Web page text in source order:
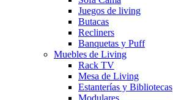
Juegos de living
Butacas
Recliners
Banquetas y Puff
Muebles de Living
Rack TV
Mesa de Living
Estanterías y Bibliotecas
Modulares